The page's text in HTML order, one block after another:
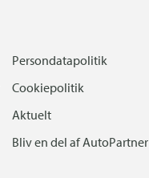
Persondatapolitik
Cookiepolitik
Aktuelt
Bliv en del af AutoPartner